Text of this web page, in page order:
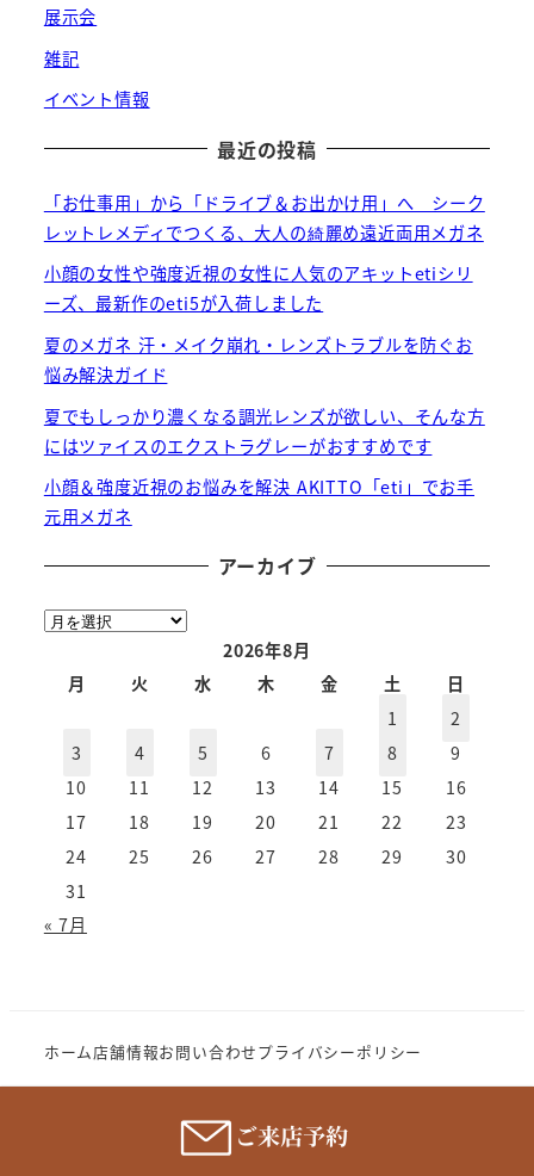
展示会
雑記
イベント情報
最近の投稿
「お仕事用」から「ドライブ＆お出かけ用」へ シーク
レットレメディでつくる、大人の綺麗め遠近両用メガネ
小顔の女性や強度近視の女性に人気のアキットetiシリ
ーズ、最新作のeti5が入荷しました
夏のメガネ 汗・メイク崩れ・レンズトラブルを防ぐお
悩み解決ガイド
夏でもしっかり濃くなる調光レンズが欲しい、そんな方
にはツァイスのエクストラグレーがおすすめです
小顔＆強度近視のお悩みを解決 AKITTO「eti」でお手
元用メガネ
アーカイブ
ア
2026年8月
月
火 水 木 金 土
日
1
2
3
4 5 6 7 8
9
10
11 12 13 14 15
16
17
18 19 20 21 22
23
24
25 26 27 28 29
30
31
« 7月
ホーム店舗情報お問い合わせプライバシーポリシー
Copyright (c) 2023 MeganenoImahori.All rights